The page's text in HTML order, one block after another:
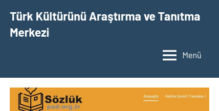
Türk Kültürünü Araştırma ve Tanıtma
Merkezi
Menü